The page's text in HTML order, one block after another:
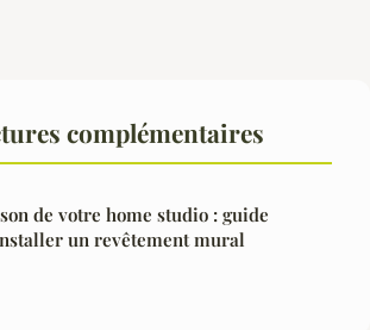
complémentaires
de votre home studio : guide
un revêtement mural